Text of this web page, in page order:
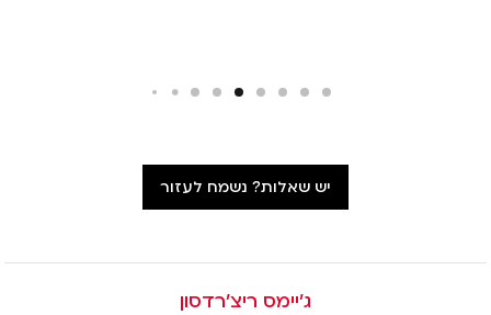
יש שאלות? נשמח לעזור
ג׳יימס ריצ׳רדסון